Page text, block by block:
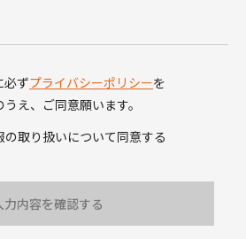
必ずプライバシーポリシーを
うえ、ご同意願います。
の取り扱いについて同意する
力内容を確認する